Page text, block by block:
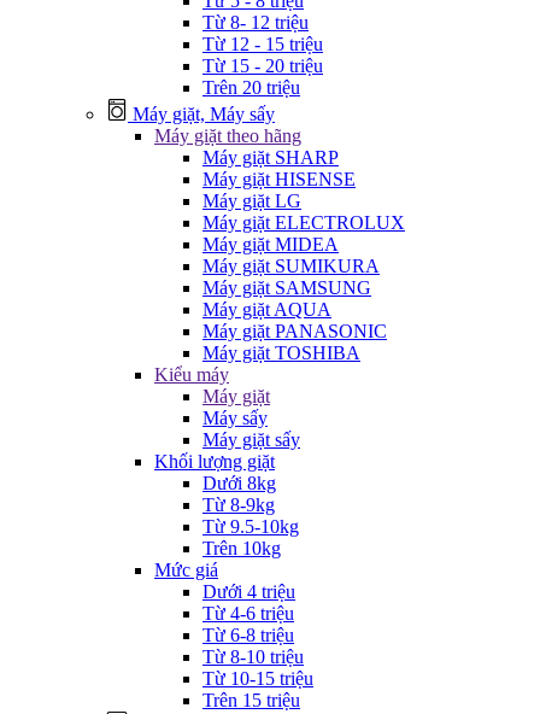
Từ 8- 12 triệu
Từ 12 - 15 triệu
Từ 15 - 20 triệu
Trên 20 triệu
Máy giặt, Máy sấy
Máy giặt theo hãng
Máy giặt SHARP
Máy giặt HISENSE
Máy giặt LG
Máy giặt ELECTROLUX
Máy giặt MIDEA
Máy giặt SUMIKURA
Máy giặt SAMSUNG
Máy giặt AQUA
Máy giặt PANASONIC
Máy giặt TOSHIBA
Kiểu máy
Máy giặt
Máy sấy
Máy giặt sấy
Khối lượng giặt
Dưới 8kg
Từ 8-9kg
Từ 9.5-10kg
Trên 10kg
Mức giá
Dưới 4 triệu
Từ 4-6 triệu
Từ 6-8 triệu
Từ 8-10 triệu
Từ 10-15 triệu
Trên 15 triệu